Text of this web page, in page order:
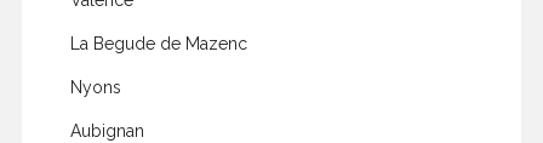
La Begude de Mazenc
Nyons
Aubignan